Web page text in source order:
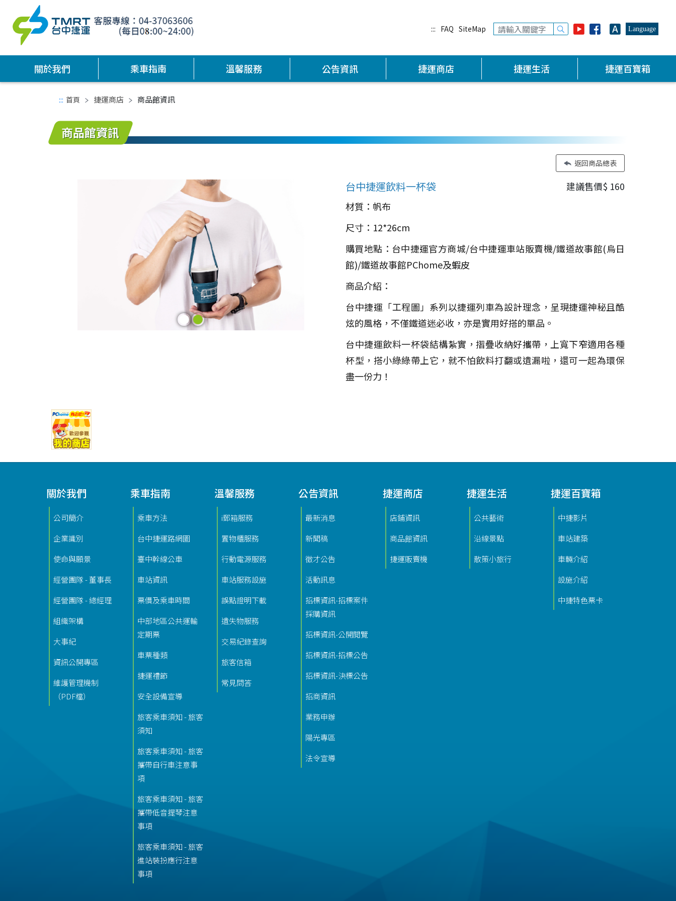
::: FAQ SiteMap Language
關於我們 乘車指南 溫馨服務 公告資訊 捷運商店 捷運生活 捷運百寶箱
::: 中間主要內容區
首頁 捷運商店 商品館資訊
商品館資訊
返回商品總表
台中捷運飲料一杯袋 建議售價$ 160
材質：帆布
尺寸：12*26cm
購買地點：台中捷運官方商城/台中捷運車站販賣機/鐵道故事館(烏日
館)/鐵道故事館PChome及蝦皮
商品介紹：
台中捷運「工程圖」系列以捷運列車為設計理念，呈現捷運神秘且酷
炫的風格，不僅鐵道迷必收，亦是實用好搭的單品。
台中捷運飲料一杯袋結構紮實，摺疊收納好攜帶，上寬下窄適用各種
杯型，搭小綠綠帶上它，就不怕飲料打翻或遺漏啦，還可一起為環保
盡一份力！
功能選單連結關於我們
公司簡介
企業識別
使命與願景
經營團隊 - 董事長
經營團隊 - 總經理
組織架構
大事紀
資訊公開專區
維護管理機制
（PDF檔）
乘車指南
乘車方法
台中捷運路網圖
臺中幹線公車
車站資訊
票價及乘車時間
中部地區公共運輸
定期票
車票種類
捷運禮節
安全設備宣導
旅客乘車須知 - 旅客
須知
旅客乘車須知 - 旅客
攜帶自行車注意事
項
旅客乘車須知 - 旅客
攜帶低音提琴注意
事項
旅客乘車須知 - 旅客
進站裝扮應行注意
事項
溫馨服務
i郵箱服務
置物櫃服務
行動電源服務
車站服務設施
誤點證明下載
遺失物服務
交易紀錄查詢
旅客信箱
常見問答
公告資訊
最新消息
新聞稿
徵才公告
活動訊息
招標資訊-招標案件
採購資訊
招標資訊-公開閱覽
招標資訊-招標公告
招標資訊-決標公告
招商資訊
業務申辦
陽光專區
法令宣導
捷運商店
店鋪資訊
商品館資訊
捷運販賣機
捷運生活
公共藝術
沿線景點
散策小旅行
捷運百寶箱
中捷影片
車站建築
車輛介紹
設施介紹
中捷特色票卡